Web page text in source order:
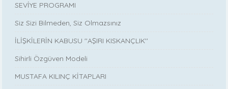
SEVİYE PROGRAMI
Siz Sizi Bilmeden, Siz Olmazsınız
İLİŞKİLERİN KABUSU ''AŞIRI KISKANÇLIK''
Sihirli Özgüven Modeli
MUSTAFA KILINÇ KİTAPLARI